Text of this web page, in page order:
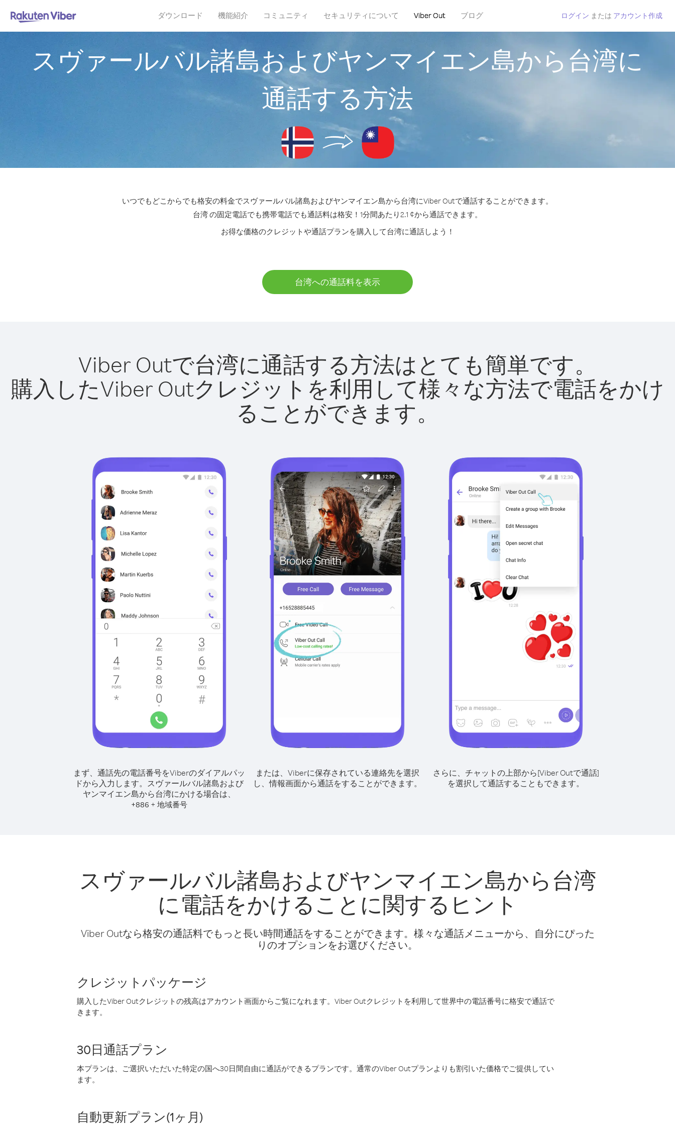
ダウンロード 機能紹介 コミュニティ セキュリティについて Viber Out ブログ ログイン または アカウント作成
スヴァールバル諸島およびヤンマイエン島から台湾に
通話する方法
いつでもどこからでも格安の料金でスヴァールバル諸島およびヤンマイエン島から台湾にViber Outで通話することができます。
台湾 の固定電話でも携帯電話でも通話料は格安！1分間あたり2.1 ¢から通話できます。
お得な価格のクレジットや通話プランを購入して台湾に通話しよう！
台湾への通話料を表示
Viber Outで台湾に通話する方法はとても簡単です。
購入したViber Outクレジットを利用して様々な方法で電話をかけ
ることができます。
まず、通話先の電話番号をViberのダイアルパッ
ドから入力します。 スヴァールバル諸島および
ヤンマイエン島から台湾にかける場合は、
+886 + 地域番号
または、Viberに保存されている連絡先を選択
し、情報画面から通話をすることができます。
さらに、チャットの上部から[Viber Outで通話]
を選択して通話することもできます。
スヴァールバル諸島およびヤンマイエン島から台湾
に電話をかけることに関するヒント
Viber Outなら格安の通話料でもっと長い時間通話をすることができます。様々な通話メニューから、自分にぴった
りのオプションをお選びください。
クレジットパッケージ
購入したViber Outクレジットの残高はアカウント画面からご覧になれます。Viber Outクレジットを利用して世界中の電話番号に格安で通話で
きます。
30日通話プラン
本プランは、ご選択いただいた特定の国へ30日間自由に通話ができるプランです。通常のViber Outプランよりも割引いた価格でご提供してい
ます。
自動更新プラン(1ヶ月)